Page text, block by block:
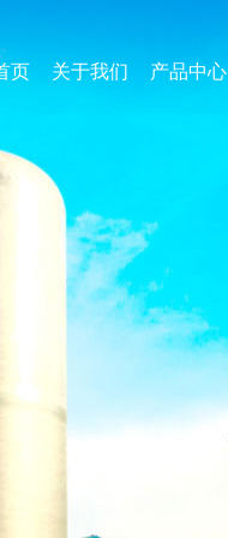
页 关于我们 产品中心